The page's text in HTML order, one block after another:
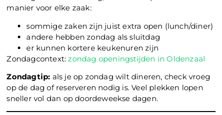
manier voor elke zaak:
sommige zaken zijn juist extra open (lunch/diner)
andere hebben zondag als sluitdag
er kunnen kortere keukenuren zijn
Zondagcontext:zondag openingstijden in Oldenzaal
Zondagtip: als je op zondag wilt dineren, check vroeg
op de dag of reserveren nodig is. Veel plekken lopen
sneller vol dan op doordeweekse dagen.